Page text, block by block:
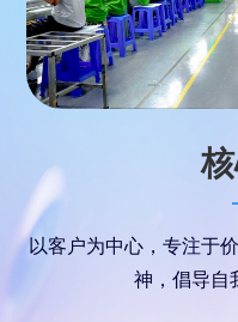
以客户为中心，专注于
神，倡导自